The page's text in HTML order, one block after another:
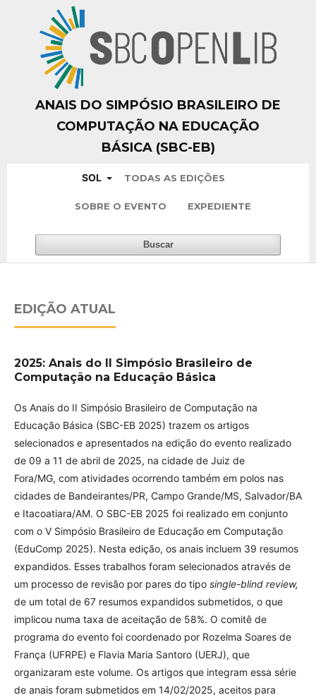
ANAIS DO SIMPÓSIO BRASILEIRO DE
COMPUTAÇÃO NA EDUCAÇÃO
BÁSICA (SBC-EB)
SOL TODAS AS EDIÇÕES
SOBRE O EVENTO EXPEDIENTE
Buscar
EDIÇÃO ATUAL
2025: Anais do II Simpósio Brasileiro de
Computação na Educação Básica
Os Anais do II Simpósio Brasileiro de Computação na
Educação Básica (SBC-EB 2025) trazem os artigos
selecionados e apresentados na edição do evento realizado
de 09 a 11 de abril de 2025, na cidade de Juiz de
Fora/MG, com atividades ocorrendo também em polos nas
cidades de Bandeirantes/PR, Campo Grande/MS, Salvador/BA
e Itacoatiara/AM. O SBC-EB 2025 foi realizado em conjunto
com o V Simpósio Brasileiro de Educação em Computação
(EduComp 2025). Nesta edição, os anais incluem 39 resumos
expandidos. Esses trabalhos foram selecionados através de
um processo de revisão por pares do tipo single-blind review,
de um total de 67 resumos expandidos submetidos, o que
implicou numa taxa de aceitação de 58%. O comitê de
programa do evento foi coordenado por Rozelma Soares de
França (UFRPE) e Flavia Maria Santoro (UERJ), que
organizaram este volume. Os artigos que integram essa série
de anais foram submetidos em 14/02/2025, aceitos para